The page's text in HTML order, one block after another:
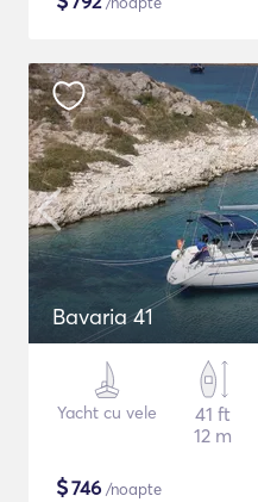
Bavaria 41
Yacht cu vele
41 ft
12 m
$746 /noapte